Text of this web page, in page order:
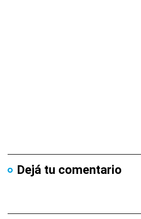
Dejá tu comentario